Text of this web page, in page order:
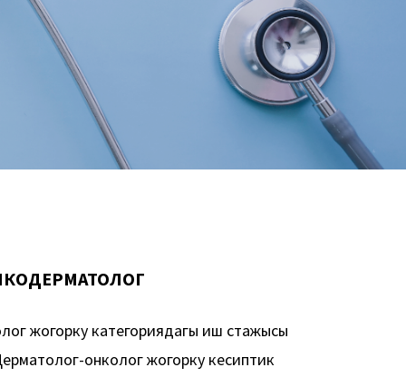
жогорку категориядагы иш стажысы
онколог жогорку кесиптик